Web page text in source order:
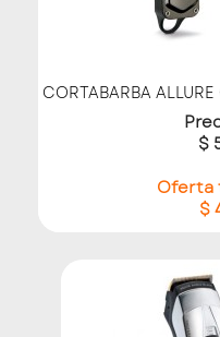
CORTABARBA
$
Oferta
$